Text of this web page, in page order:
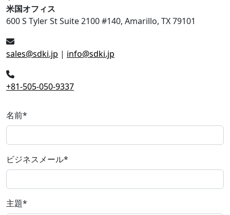
米国オフィス
600 S Tyler St Suite 2100 #140, Amarillo, TX 79101
sales@sdki.jp | info@sdki.jp
+81-505-050-9337
名前*
ビジネスメール*
主題*